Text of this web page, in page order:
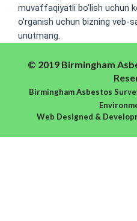
muvaffaqiyatli bo’lish uchun
o’rganish uchun bizning veb-
unutmang.
© 2019 Birmingham
Birmingham Asbestos
Web Designed &